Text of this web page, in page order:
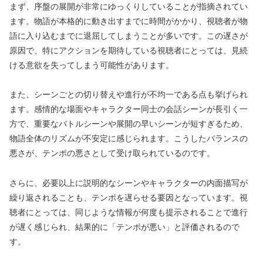
まず、序盤の展開が非常にゆっくりしていることが指摘されてい
ます。物語が本格的に動き出すまでに時間がかかり、視聴者が物
語に入り込むまでに退屈してしまうことが多いです。この遅さが
原因で、特にアクションを期待している視聴者にとっては、見続
ける意欲を失ってしまう可能性があります。
また、シーンごとの切り替えや進行が不均一である点も挙げられ
ます。感情的な場面やキャラクター同士の会話シーンが長引く一
方で、重要なバトルシーンや展開の早いシーンが短すぎるため、
物語全体のリズムが不安定に感じられます。こうしたバランスの
悪さが、テンポの悪さとして受け取られているのです。
さらに、必要以上に説明的なシーンやキャラクターの内面描写が
繰り返されることも、テンポを遅らせる要因となっています。視
聴者にとっては、同じような情報が何度も提示されることで進行
が遅く感じられ、結果的に「テンポが悪い」と評価されるので
す。